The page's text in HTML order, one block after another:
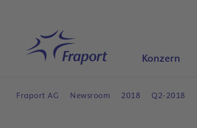
Startseite Konzern
Fraport AG Newsroom 2018 Q2-2018